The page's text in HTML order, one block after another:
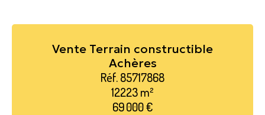
Vente Terrain constructible
Achères
Réf. 85717868
12223 m²
69 000 €